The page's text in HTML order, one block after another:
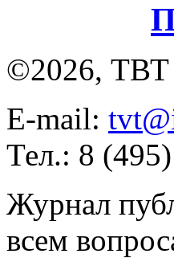
©2026, ТВТ
E-mail:
Тел.: 8
Журнал
всем